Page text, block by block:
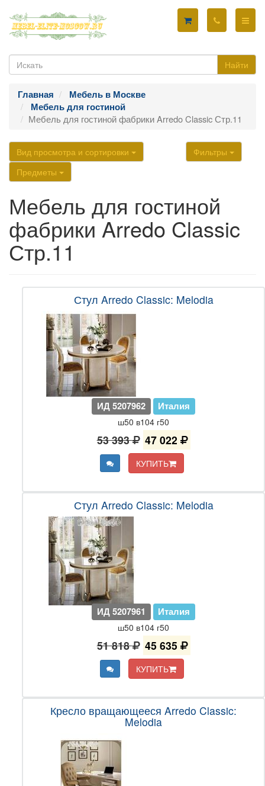
Найти
Главная
Мебель в Москве
Мебель для гостиной
Мебель для гостиной фабрики Arredo Classic Стр.11
Вид просмотра и сортировки
Фильтры
Предметы
Мебель для гостиной
фабрики Arredo Classic
Стр.11
Стул Arredo Classic: Melodia
ИД 5207962 Италия
ш50 в104 г50
53 393 47 022
КУПИТЬ
Стул Arredo Classic: Melodia
ИД 5207961 Италия
ш50 в104 г50
51 818 45 635
КУПИТЬ
Кресло вращающееся Arredo Classic:
Melodia